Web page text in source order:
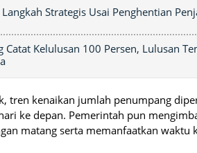
Strategis Usai Penghentian
Catat Kelulusan 100 Persen, Lulusan
tren kenaikan jumlah penumpang
ke depan. Pemerintah pun
matang serta memanfaatkan waktu